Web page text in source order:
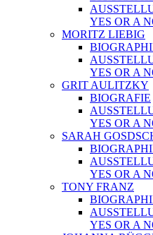
YES OR A
MORITZ LIEBIG
YES OR A
GRIT AULITZKY
BIOGRAFIE
YES OR A
SARAH
YES OR A
TONY FRANZ
YES OR A